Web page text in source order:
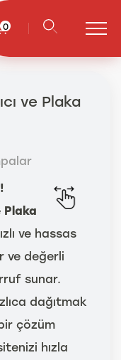
0
ve Plaka
Plaka
ve hassas
ve değerli
sunar.
dağıtmak
çözüm
hızla